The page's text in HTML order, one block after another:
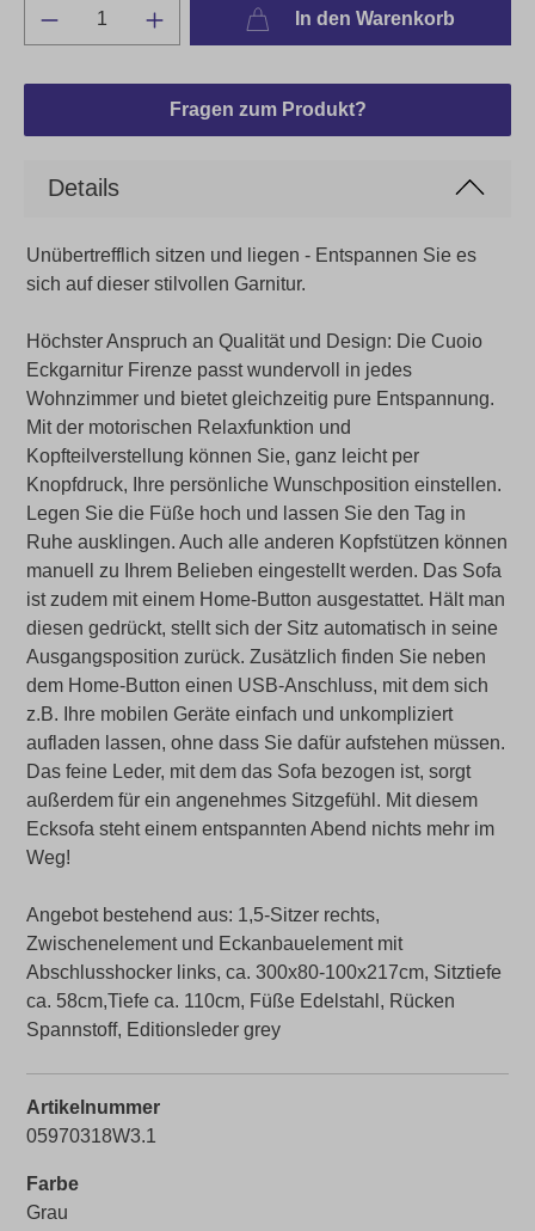
In den Warenkorb
Fragen zum Produkt?
Details
Unübertrefflich sitzen und liegen - Entspannen Sie es
sich auf dieser stilvollen Garnitur.
Höchster Anspruch an Qualität und Design: Die Cuoio
Eckgarnitur Firenze passt wundervoll in jedes
Wohnzimmer und bietet gleichzeitig pure Entspannung.
Mit der motorischen Relaxfunktion und
Kopfteilverstellung können Sie, ganz leicht per
Knopfdruck, Ihre persönliche Wunschposition einstellen.
Legen Sie die Füße hoch und lassen Sie den Tag in
Ruhe ausklingen. Auch alle anderen Kopfstützen können
manuell zu Ihrem Belieben eingestellt werden. Das Sofa
ist zudem mit einem Home-Button ausgestattet. Hält man
diesen gedrückt, stellt sich der Sitz automatisch in seine
Ausgangsposition zurück. Zusätzlich finden Sie neben
dem Home-Button einen USB-Anschluss, mit dem sich
z.B. Ihre mobilen Geräte einfach und unkompliziert
aufladen lassen, ohne dass Sie dafür aufstehen müssen.
Das feine Leder, mit dem das Sofa bezogen ist, sorgt
außerdem für ein angenehmes Sitzgefühl. Mit diesem
Ecksofa steht einem entspannten Abend nichts mehr im
Weg!
Angebot bestehend aus: 1,5-Sitzer rechts,
Zwischenelement und Eckanbauelement mit
Abschlusshocker links, ca. 300x80-100x217cm, Sitztiefe
ca. 58cm,Tiefe ca. 110cm, Füße Edelstahl, Rücken
Spannstoff, Editionsleder grey
Artikelnummer
05970318W3.1
Farbe
Grau